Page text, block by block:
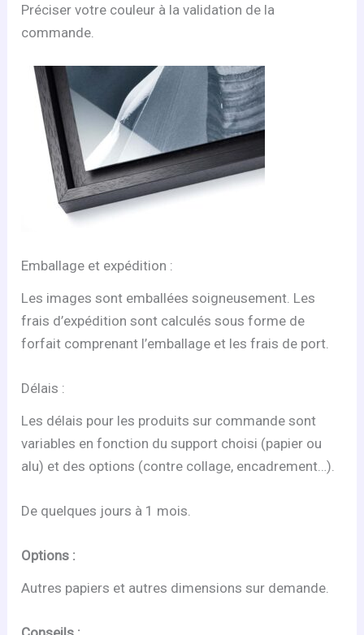
Préciser votre couleur à la validation de la
commande.
Emballage et expédition :
Les images sont emballées soigneusement. Les
frais d’expédition sont calculés sous forme de
forfait comprenant l’emballage et les frais de port.
Délais :
Les délais pour les produits sur commande sont
variables en fonction du support choisi (papier ou
alu) et des options (contre collage, encadrement…).
De quelques jours à 1 mois.
Options :
Autres papiers et autres dimensions sur demande.